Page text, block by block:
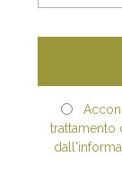
trattamento